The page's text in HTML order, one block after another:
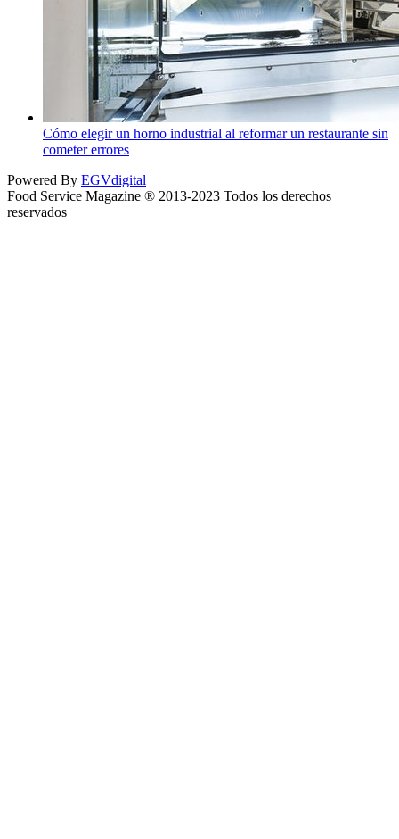
Cómo elegir un horno industrial al reformar un restaurante sin
cometer errores
Powered By EGVdigital
Food Service Magazine ® 2013-2023 Todos los derechos
reservados